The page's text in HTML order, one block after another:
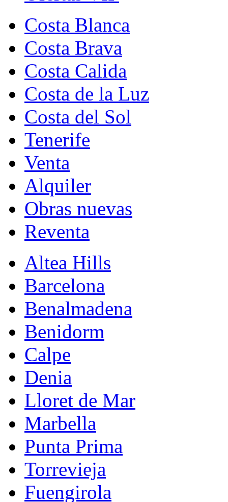
Costa Blanca
Costa Brava
Costa Calida
Costa de la Luz
Costa del Sol
Tenerife
Venta
Alquiler
Obras nuevas
Reventa
Altea Hills
Barcelona
Benalmadena
Benidorm
Calpe
Denia
Lloret de Mar
Marbella
Punta Prima
Torrevieja
Fuengirola